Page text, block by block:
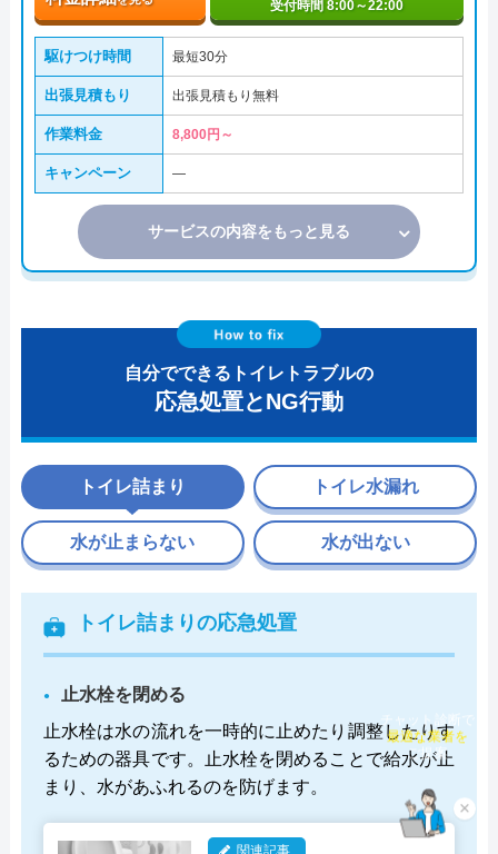
受付時間 8:00～22:00
駆けつけ時間 最短30分
出張見積もり 出張見積もり無料
作業料金 8,800円～
キャンペーン ―
サービスの内容をもっと見る
自分でできるトイレトラブルの
応急処置とNG行動
トイレ詰まり
トイレ詰まりの応急処置
止水栓を閉める
止水栓は水の流れを一時的に止めたり調整したりす
るための器具です。止水栓を閉めることで給水が止
まり、水があふれるのを防げます。
関連記事
トイレ水漏れ
水が止まらない 水が出ない
×
チャット診断で
最適な業者を
ご提案